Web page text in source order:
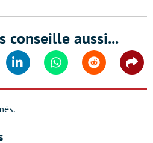
conseille aussi...
Linkedin WhatsappReddit